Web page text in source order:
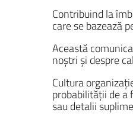
Contribuind la
care se bazează
Această
noștri și despre
Cultura
probabilității de a
sau detalii